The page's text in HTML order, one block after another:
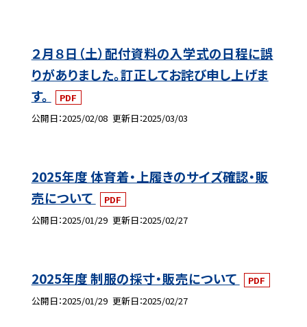
２月８日（土）配付資料の入学式の日程に誤
りがありました。訂正してお詫び申し上げま
す。
PDF
公開日 2025/02/08 更新日 2025/03/03
2025年度 体育着・上履きのサイズ確認・販
売について
PDF
公開日 2025/01/29 更新日 2025/02/27
2025年度 制服の採寸・販売について
PDF
公開日 2025/01/29 更新日 2025/02/27